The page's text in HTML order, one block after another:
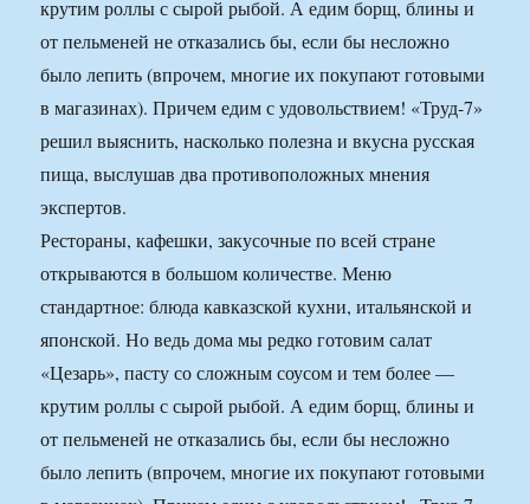
крутим роллы с сырой рыбой. А едим борщ, блины и
от пельменей не отказались бы, если бы несложно
было лепить (впрочем, многие их покупают готовыми
в магазинах). Причем едим с удовольствием! «Труд-7»
решил выяснить, насколько полезна и вкусна русская
пища, выслушав два противоположных мнения
экспертов.
Рестораны, кафешки, закусочные по всей стране
открываются в большом количестве. Меню
стандартное: блюда кавказской кухни, итальянской и
японской. Но ведь дома мы редко готовим салат
«Цезарь», пасту со сложным соусом и тем более —
крутим роллы с сырой рыбой. А едим борщ, блины и
от пельменей не отказались бы, если бы несложно
было лепить (впрочем, многие их покупают готовыми